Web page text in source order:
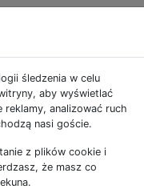
śledzenia w celu
aby wyświetlać
reklamy, analizować ruch
nasi goście.
z plików cookie i
że masz co